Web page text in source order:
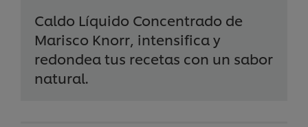
Caldo Líquido Concentrado de
Marisco Knorr, intensifica y
redondea tus recetas con un sabor
natural.